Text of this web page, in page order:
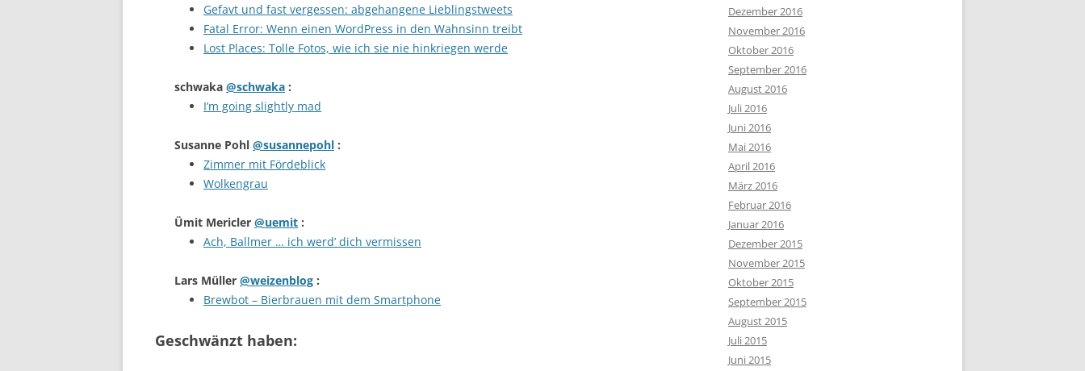
Gefavt und fast vergessen: abgehangene Lieblingstweets
Fatal Error: Wenn einen WordPress in den Wahnsinn treibt
Lost Places: Tolle Fotos, wie ich sie nie hinkriegen werde
schwaka @schwaka :
I’m going slightly mad
Susanne Pohl @susannepohl :
Zimmer mit Fördeblick
Wolkengrau
Ümit Mericler @uemit :
Ach, Ballmer … ich werd’ dich vermissen
Lars Müller @weizenblog :
Brewbot – Bierbrauen mit dem Smartphone
Geschwänzt haben:
Dezember 2016
November 2016
Oktober 2016
September 2016
August 2016
Juli 2016
Juni 2016
Mai 2016
April 2016
März 2016
Februar 2016
Januar 2016
Dezember 2015
November 2015
Oktober 2015
September 2015
August 2015
Juli 2015
Juni 2015